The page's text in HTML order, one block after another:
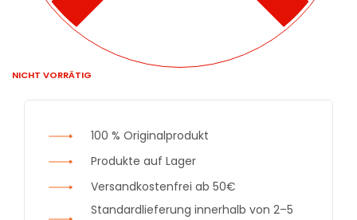
NICHT VORRÄTIG
100 % Originalprodukt
Produkte auf Lager
Versandkostenfrei ab 50€
Standardlieferung innerhalb von 2–5